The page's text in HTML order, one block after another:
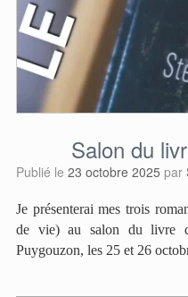
Salon du
Publié le 23 octobre 2025 par
Je présenterai mes trois
de vie) au salon du livre
Puygouzon, les 25 et 26